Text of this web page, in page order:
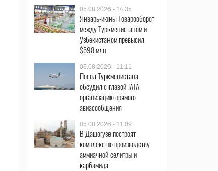
05.08.2026 - 14:35
Январь-июнь: Товарооборот
между Туркменистаном и
Узбекистаном превысил
$598 млн
05.08.2026 - 11:11
Посол Туркменистана
обсудил с главой JATA
организацию прямого
авиасообщения
05.08.2026 - 11:09
В Дашогузе построят
комплекс по производству
аммиачной селитры и
карбамида